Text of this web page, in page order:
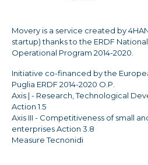
Movery is a service created by
startup) thanks to the ERDF
Operational Program 2014-2020.
Initiative co-financed by the
Puglia ERDF 2014-2020 O.P.
Axis | - Research, Technological
Action 1.5
Axis III - Competitiveness of small
enterprises Action 3.8
Measure Tecnonidi